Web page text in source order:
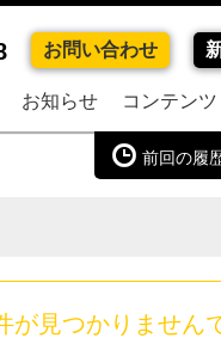
お問い合わせ
お知らせ コンテンツ
前回の履
見つかりません